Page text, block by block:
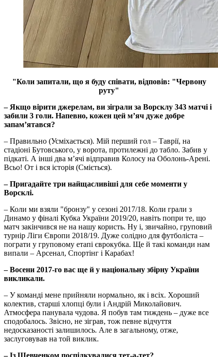
"Коли запитали, що я буду співати, відповів: "Червону
руту"
– Якщо вірити джерелам, ви зіграли за Ворсклу 343 матчі і
забили 3 голи. Напевно, кожен цей м’яч дуже добре
запам’ятався?
– Правильно (Усміхається). Мій перший гол – Таврії, на
стадіоні Бутовського, у ворота, протилежні до табло. Забив у
підкаті. А інші два м’ячі відправив Колосу на Оболонь-Арені.
Всьо! От і вся історія (Сміється).
– Пригадайте три найщасливіші для себе моменти у
Ворсклі.
– Коли ми взяли "бронзу" у сезоні 2017/18. Коли грали з
Динамо у фіналі Кубка України 2019/20, навіть попри те, що
матч закінчився не на нашу користь. Ну і, звичайно, груповий
турнір Ліги Європи 2018/19. Дуже солідно для футболіста –
пограти у груповому етапі єврокубка. Ще й такі команди нам
випали – Арсенал, Спортінг і Карабах!
– Восени 2017-го вас ще й у національну збірну України
викликали.
– У команді мене прийняли нормально, як і всіх. Хороший
колектив, старші хлопці були і Андрій Миколайович.
Атмосфера панувала чудова. Я побув там тиждень – дуже все
сподобалось. Звісно, не зіграв, тож певне відчуття
недосказаності залишилось. Але в загальному, отже,
заслуговував на той виклик.